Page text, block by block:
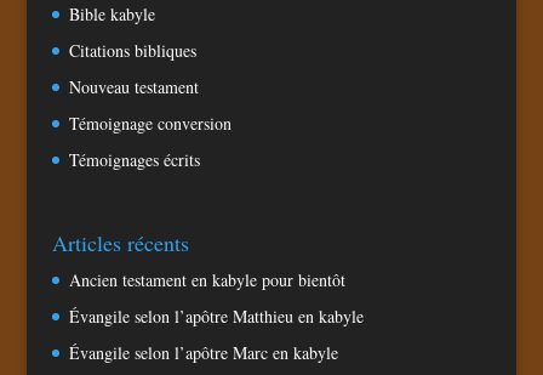
Bible kabyle
Citations bibliques
Nouveau testament
Témoignage conversion
Témoignages écrits
Articles récents
Ancien testament en kabyle pour bientôt
Évangile selon l’apôtre Matthieu en kabyle
Évangile selon l’apôtre Marc en kabyle